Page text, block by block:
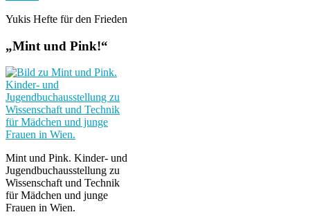
Yukis Hefte für den Frieden
„Mint und Pink!“
Mint und Pink. Kinder- und
Jugendbuchausstellung zu
Wissenschaft und Technik
für Mädchen und junge
Frauen in Wien.